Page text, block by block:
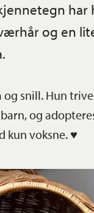
har
og en
og snill. Hun
og
kun voksne. ♥